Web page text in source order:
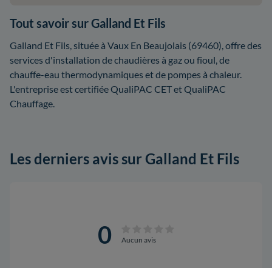
Tout savoir sur Galland Et Fils
Galland Et Fils, située à Vaux En Beaujolais (69460), offre des
services d'installation de chaudières à gaz ou fioul, de
chauffe-eau thermodynamiques et de pompes à chaleur.
L'entreprise est certifiée QualiPAC CET et QualiPAC
Chauffage.
Les derniers avis sur Galland Et Fils
0 Aucun avis